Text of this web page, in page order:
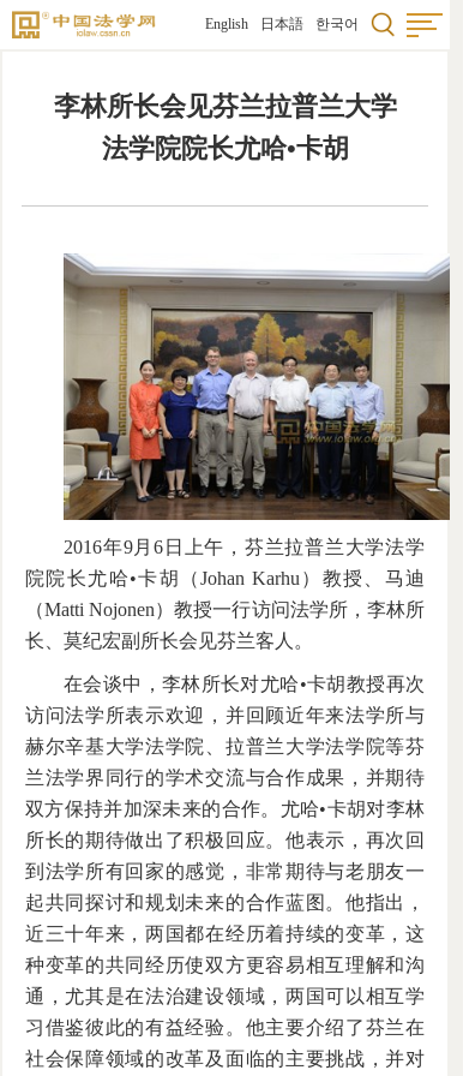
English 日本語 한국어
李林所长会见芬兰拉普兰大学
法学院院长尤哈•卡胡
2016年9月6日上午，芬兰拉普兰大学法学
院院长尤哈•卡胡（Johan Karhu）教授、马迪
（Matti Nojonen）教授一行访问法学所，李林所
长、莫纪宏副所长会见芬兰客人。
在会谈中，李林所长对尤哈•卡胡教授再次
访问法学所表示欢迎，并回顾近年来法学所与
赫尔辛基大学法学院、拉普兰大学法学院等芬
兰法学界同行的学术交流与合作成果，并期待
双方保持并加深未来的合作。尤哈•卡胡对李林
所长的期待做出了积极回应。他表示，再次回
到法学所有回家的感觉，非常期待与老朋友一
起共同探讨和规划未来的合作蓝图。他指出，
近三十年来，两国都在经历着持续的变革，这
种变革的共同经历使双方更容易相互理解和沟
通，尤其是在法治建设领域，两国可以相互学
习借鉴彼此的有益经验。他主要介绍了芬兰在
社会保障领域的改革及面临的主要挑战，并对